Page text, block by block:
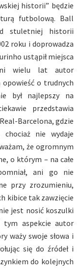
historii” będzie
futbolową. Ball
stuletniej historii
roku i doprowadza
ustąpił miejsca
wielu lat autor
o trudnych
był najlepszy na
przedstawia
Barcelona, gdzie
chociaż nie wydaje
że ogromnym
o którym – na całe
ani go nie
przy zrozumieniu,
kibice tak zawzięcie
jest nosić koszulki
tym aspekcie autor
waży swoje słowa i
się do źródeł i
do kolejnych